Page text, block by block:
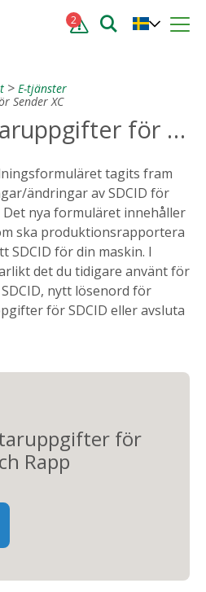
2
E-tjänster
Sender XC
Skördar/skotaruppgifter för Sender XC
tagits fram
ändringar av SDCID för
Det nya formuläret innehåller
ska produktionsrapportera
SDCID för din maskin. I
det du tidigare använt för
nytt lösenord för
för SDCID eller avsluta
för
Rapp